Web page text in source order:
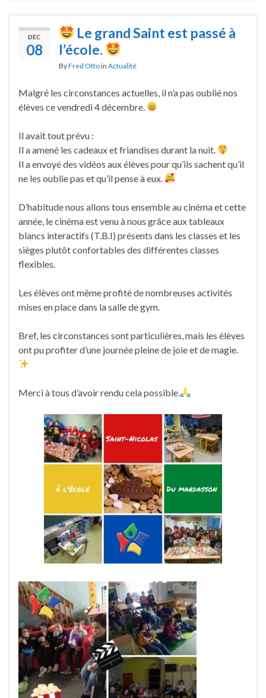
DÉC
08
Le grand Saint est passé à
l’école.
ByFred Ottoin Actualité
Malgré les circonstances actuelles, il n’a pas oublié nos
élèves ce vendredi 4 décembre.
Il avait tout prévu :
Il a amené les cadeaux et friandises durant la nuit.
Il a envoyé des vidéos aux élèves pour qu’ils sachent qu’il
ne les oublie pas et qu’il pense à eux.
D’habitude nous allons tous ensemble au cinéma et cette
année, le cinéma est venu à nous grâce aux tableaux
blancs interactifs (T.B.I) présents dans les classes et les
sièges plutôt confortables des différentes classes
flexibles.
Les élèves ont même profité de nombreuses activités
mises en place dans la salle de gym.
Bref, les circonstances sont particulières, mais les élèves
ont pu profiter d’une journée pleine de joie et de magie.
Merci à tous d’avoir rendu cela possible.